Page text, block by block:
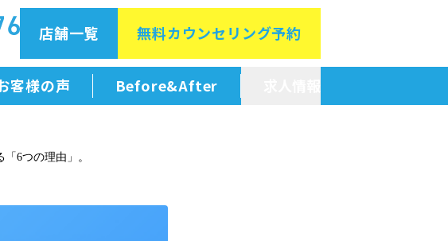
店舗一覧 無料カウンセリング予約
客様の声 Before&After
6つの理由」。